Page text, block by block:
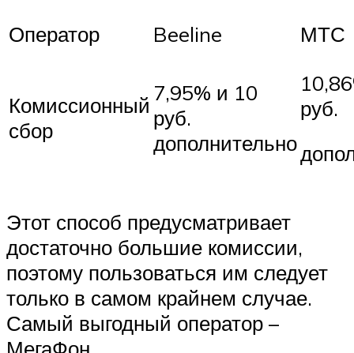
Оператор
Beeline МТС
Комиссионный
сбор
7,95% и 10
руб.
дополнительно
руб.
Этот способ предусматривает
достаточно большие комиссии,
поэтому пользоваться им следует
только в самом крайнем случае.
Самый выгодный оператор –